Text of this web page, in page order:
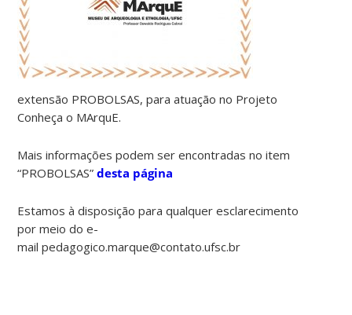
extensão PROBOLSAS, para atuação no Projeto
Conheça o MArquE.
Mais informações podem ser encontradas no item
“PROBOLSAS”desta página
Estamos à disposição para qualquer esclarecimento
por meio do e-
mail pedagogico.marque@contato.ufsc.br